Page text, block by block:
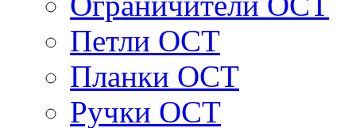
Петли ОСТ
Планки ОСТ
Ручки ОСТ